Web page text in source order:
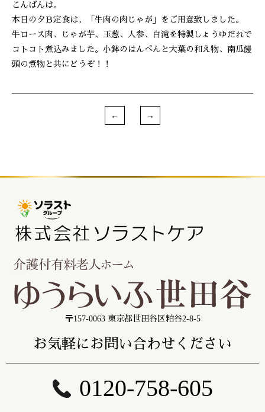
こんばんは。
本日の夕Ｂ定食は、「牛肉の肉じゃが」をご用意致しました。
牛ロース肉、じゃが芋、玉葱、人参、白滝を特製しょうゆだれで
コトコト煮込みました。小鉢のはんぺんと大葉の和え物、南瓜饅
頭の煮物と共にどうぞ！！
〒157-0063 東京都世田谷区粕谷2-8-5
お気軽にお問い合わせください
0120-758-605